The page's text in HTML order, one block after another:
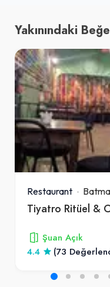
Yakınındaki
Restaurant
Tiyatro Ritüel &
Şuan Açık
4.4
(73